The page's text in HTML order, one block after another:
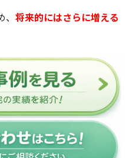
将来的にはさらに増える